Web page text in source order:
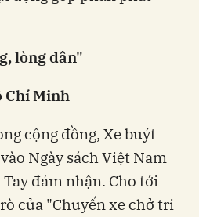
lòng dân"
Chí Minh
cộng đồng, Xe buýt
Ngày sách Việt Nam
đảm nhận. Cho tới
của "Chuyến xe chở tri